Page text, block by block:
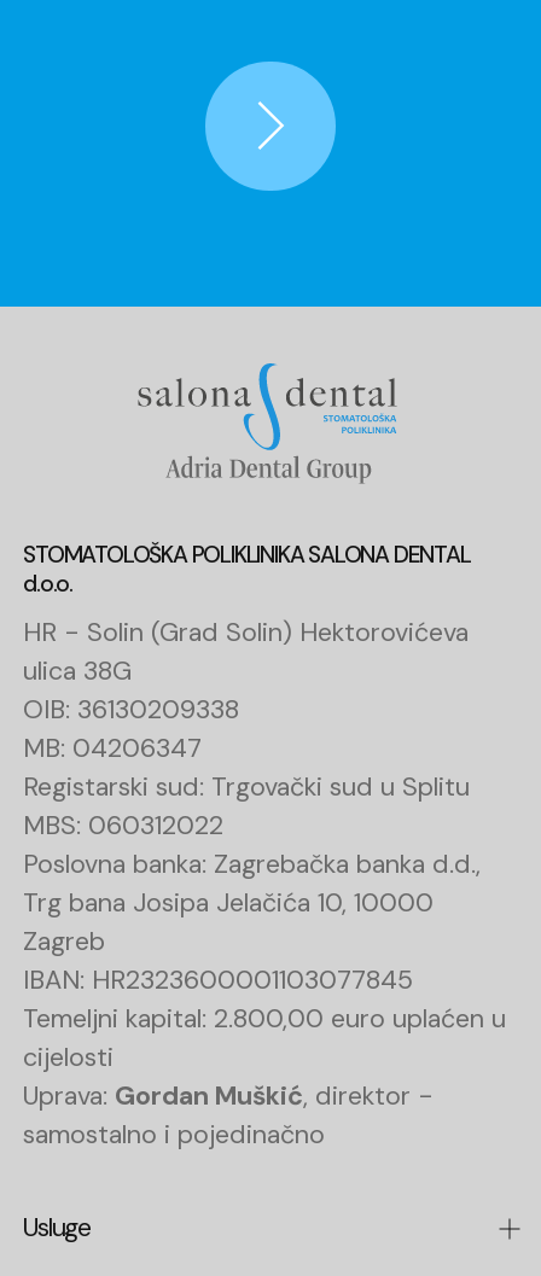
STOMATOLOŠKA POLIKLINIKA SALONA DENTAL
d.o.o.
HR - Solin (Grad Solin) Hektorovićeva
ulica 38G
OIB: 36130209338
MB: 04206347
Registarski sud: Trgovački sud u Splitu
MBS: 060312022
Poslovna banka: Zagrebačka banka d.d.,
Trg bana Josipa Jelačića 10, 10000
Zagreb
IBAN: HR2323600001103077845
Temeljni kapital: 2.800,00 euro uplaćen u
cijelosti
Uprava: Gordan Muškić, direktor -
samostalno i pojedinačno
Usluge